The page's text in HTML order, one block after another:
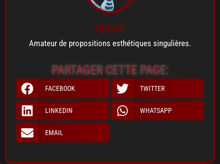
Uppah
Amateur de propositions esthétiques singulières.
PARTAGER CETTE PAGE:
FACEBOOK TWITTER
LINKEDIN WHATSAPP
EMAIL